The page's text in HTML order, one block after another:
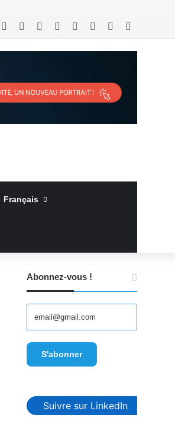
RSS Facebook LinkedinYouTubeConnexionArticle Aléatoire
Français
Abonnez-vous !
Suivre sur LinkedIn